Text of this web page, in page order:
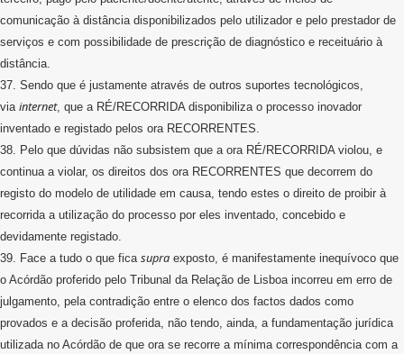
comunicação à distância disponibilizados pelo utilizador e pelo prestador de
serviços e com possibilidade de prescrição de diagnóstico e receituário à
distância.
37. Sendo que é justamente através de outros suportes tecnológicos,
via internet, que a RÉ/RECORRIDA disponibiliza o processo inovador
inventado e registado pelos ora RECORRENTES.
38. Pelo que dúvidas não subsistem que a ora RÉ/RECORRIDA violou, e
continua a violar, os direitos dos ora RECORRENTES que decorrem do
registo do modelo de utilidade em causa, tendo estes o direito de proibir à
recorrida a utilização do processo por eles inventado, concebido e
devidamente registado.
39. Face a tudo o que fica supra exposto, é manifestamente inequívoco que
o Acórdão proferido pelo Tribunal da Relação de Lisboa incorreu em erro de
julgamento, pela contradição entre o elenco dos factos dados como
provados e a decisão proferida, não tendo, ainda, a fundamentação jurídica
utilizada no Acórdão de que ora se recorre a mínima correspondência com a